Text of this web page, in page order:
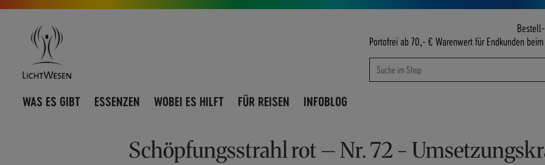
Direkt
zum
Portofrei ab 70,- € Warenwert für Endkunden beim
Suche
Suche
Navigation
umschalten
WAS ES GIBT ESSENZEN WOBEI ES HILFT FÜR REISEN INFOBLOG
Schöpfungsstrahl rot – Nr. 72 -